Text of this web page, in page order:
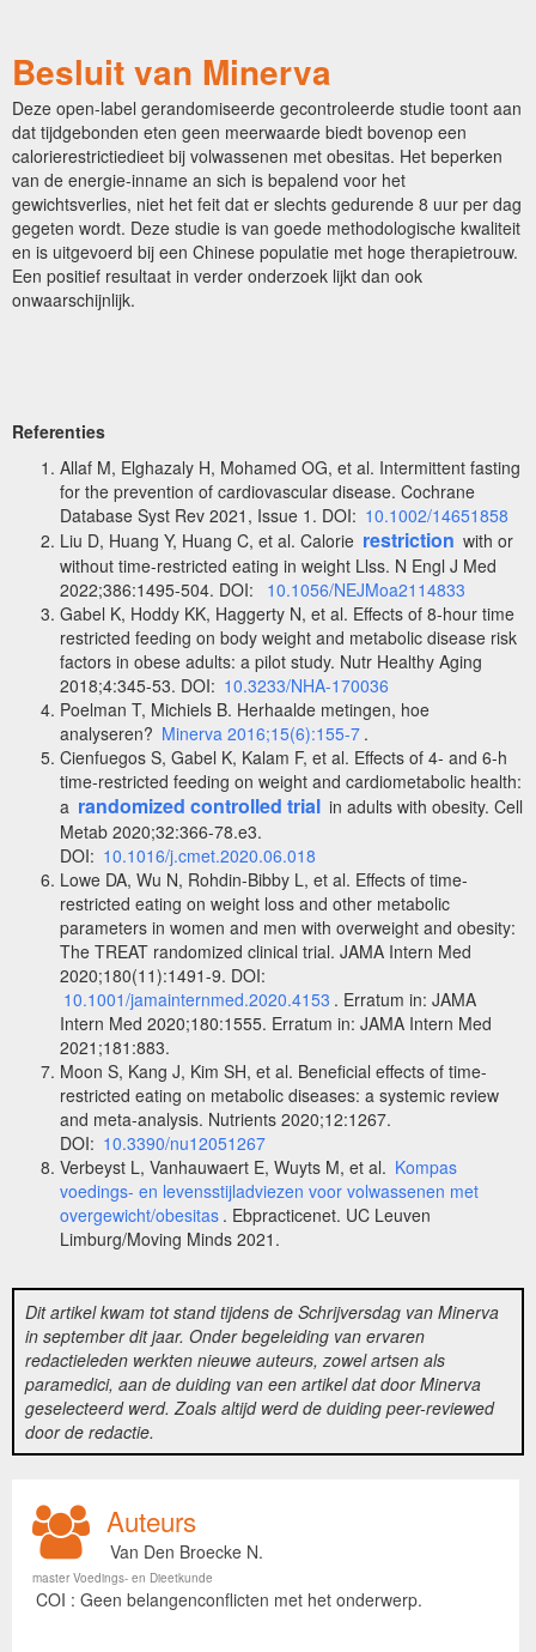
Besluit van Minerva
Deze open-label gerandomiseerde gecontroleerde studie toont aan
dat tijdgebonden eten geen meerwaarde biedt bovenop een
calorierestrictiedieet bij volwassenen met obesitas. Het beperken
van de energie-inname an sich is bepalend voor het
gewichtsverlies, niet het feit dat er slechts gedurende 8 uur per dag
gegeten wordt. Deze studie is van goede methodologische kwaliteit
en is uitgevoerd bij een Chinese populatie met hoge therapietrouw.
Een positief resultaat in verder onderzoek lijkt dan ook
onwaarschijnlijk.
Referenties
Allaf M, Elghazaly H, Mohamed OG, et al. Intermittent fasting
for the prevention of cardiovascular disease. Cochrane
Database Syst Rev 2021, Issue 1. DOI: 10.1002/14651858
Liu D, Huang Y, Huang C, et al. Calorie restriction with or
without time-restricted eating in weight Llss. N Engl J Med
2022;386:1495-504. DOI:
10.1056/NEJMoa2114833
Gabel K, Hoddy KK, Haggerty N, et al. Effects of 8-hour time
restricted feeding on body weight and metabolic disease risk
factors in obese adults: a pilot study. Nutr Healthy Aging
2018;4:345-53. DOI: 10.3233/NHA-170036
Poelman T, Michiels B. Herhaalde metingen, hoe
analyseren? Minerva 2016;15(6):155-7 .
Cienfuegos S, Gabel K, Kalam F, et al. Effects of 4- and 6-h
time-restricted feeding on weight and cardiometabolic health:
a randomized controlled trial in adults with obesity. Cell
Metab 2020;32:366-78.e3.
DOI: 10.1016/j.cmet.2020.06.018
Lowe DA, Wu N, Rohdin-Bibby L, et al. Effects of time-
restricted eating on weight loss and other metabolic
parameters in women and men with overweight and obesity:
The TREAT randomized clinical trial. JAMA Intern Med
2020;180(11):1491-9. DOI:
10.1001/jamainternmed.2020.4153 . Erratum in: JAMA
Intern Med 2020;180:1555. Erratum in: JAMA Intern Med
2021;181:883.
Moon S, Kang J, Kim SH, et al. Beneficial effects of time-
restricted eating on metabolic diseases: a systemic review
and meta-analysis. Nutrients 2020;12:1267.
DOI: 10.3390/nu12051267
Verbeyst L, Vanhauwaert E, Wuyts M, et al. Kompas
voedings- en levensstijladviezen voor volwassenen met
overgewicht/obesitas . Ebpracticenet. UC Leuven
Limburg/Moving Minds 2021.
Dit artikel kwam tot stand tijdens de Schrijversdag van Minerva
in september dit jaar. Onder begeleiding van ervaren
redactieleden werkten nieuwe auteurs, zowel artsen als
paramedici, aan de duiding van een artikel dat door Minerva
geselecteerd werd. Zoals altijd werd de duiding peer-reviewed
door de redactie.
Auteurs
Van Den Broecke N.
master Voedings- en Dieetkunde
COI : Geen belangenconflicten met het onderwerp.